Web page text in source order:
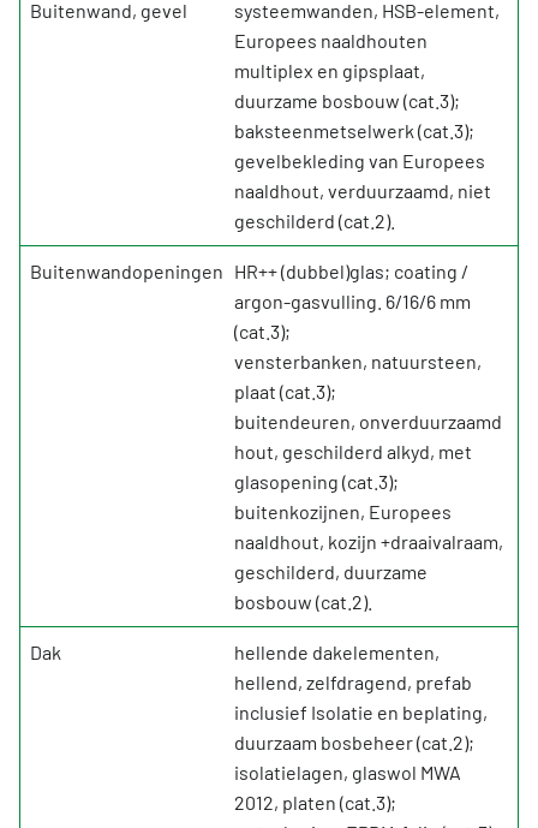
Buitenwand, gevel
systeemwanden, HSB-element,
Europees naaldhouten
multiplex en gipsplaat,
duurzame bosbouw (cat.3);
baksteenmetselwerk (cat.3);
gevelbekleding van Europees
naaldhout, verduurzaamd, niet
geschilderd (cat.2).
Buitenwandopeningen HR++ (dubbel)glas; coating /
argon-gasvulling. 6/16/6 mm
(cat.3);
vensterbanken, natuursteen,
plaat (cat.3);
buitendeuren, onverduurzaamd
hout, geschilderd alkyd, met
glasopening (cat.3);
buitenkozijnen, Europees
naaldhout, kozijn +draaivalraam,
geschilderd, duurzame
bosbouw (cat.2).
Dak
hellende dakelementen,
hellend, zelfdragend, prefab
inclusief Isolatie en beplating,
duurzaam bosbeheer (cat.2);
isolatielagen, glaswol MWA
2012, platen (cat.3);